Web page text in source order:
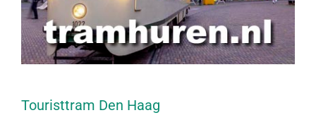
Touristtram Den Haag